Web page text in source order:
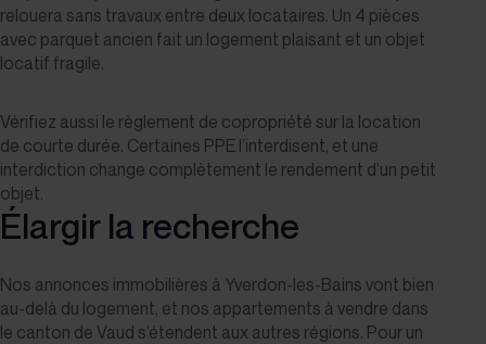
relouera sans travaux entre deux locataires. Un 4 pièces
avec parquet ancien fait un logement plaisant et un objet
locatif fragile.
Vérifiez aussi le règlement de copropriété sur la location
de courte durée. Certaines PPE l’interdisent, et une
interdiction change complètement le rendement d’un petit
objet.
Élargir la recherche
Nos annonces immobilières à Yverdon-les-Bains vont bien
au-delà du logement, et nos appartements à vendre dans
le canton de Vaud s’étendent aux autres régions. Pour un